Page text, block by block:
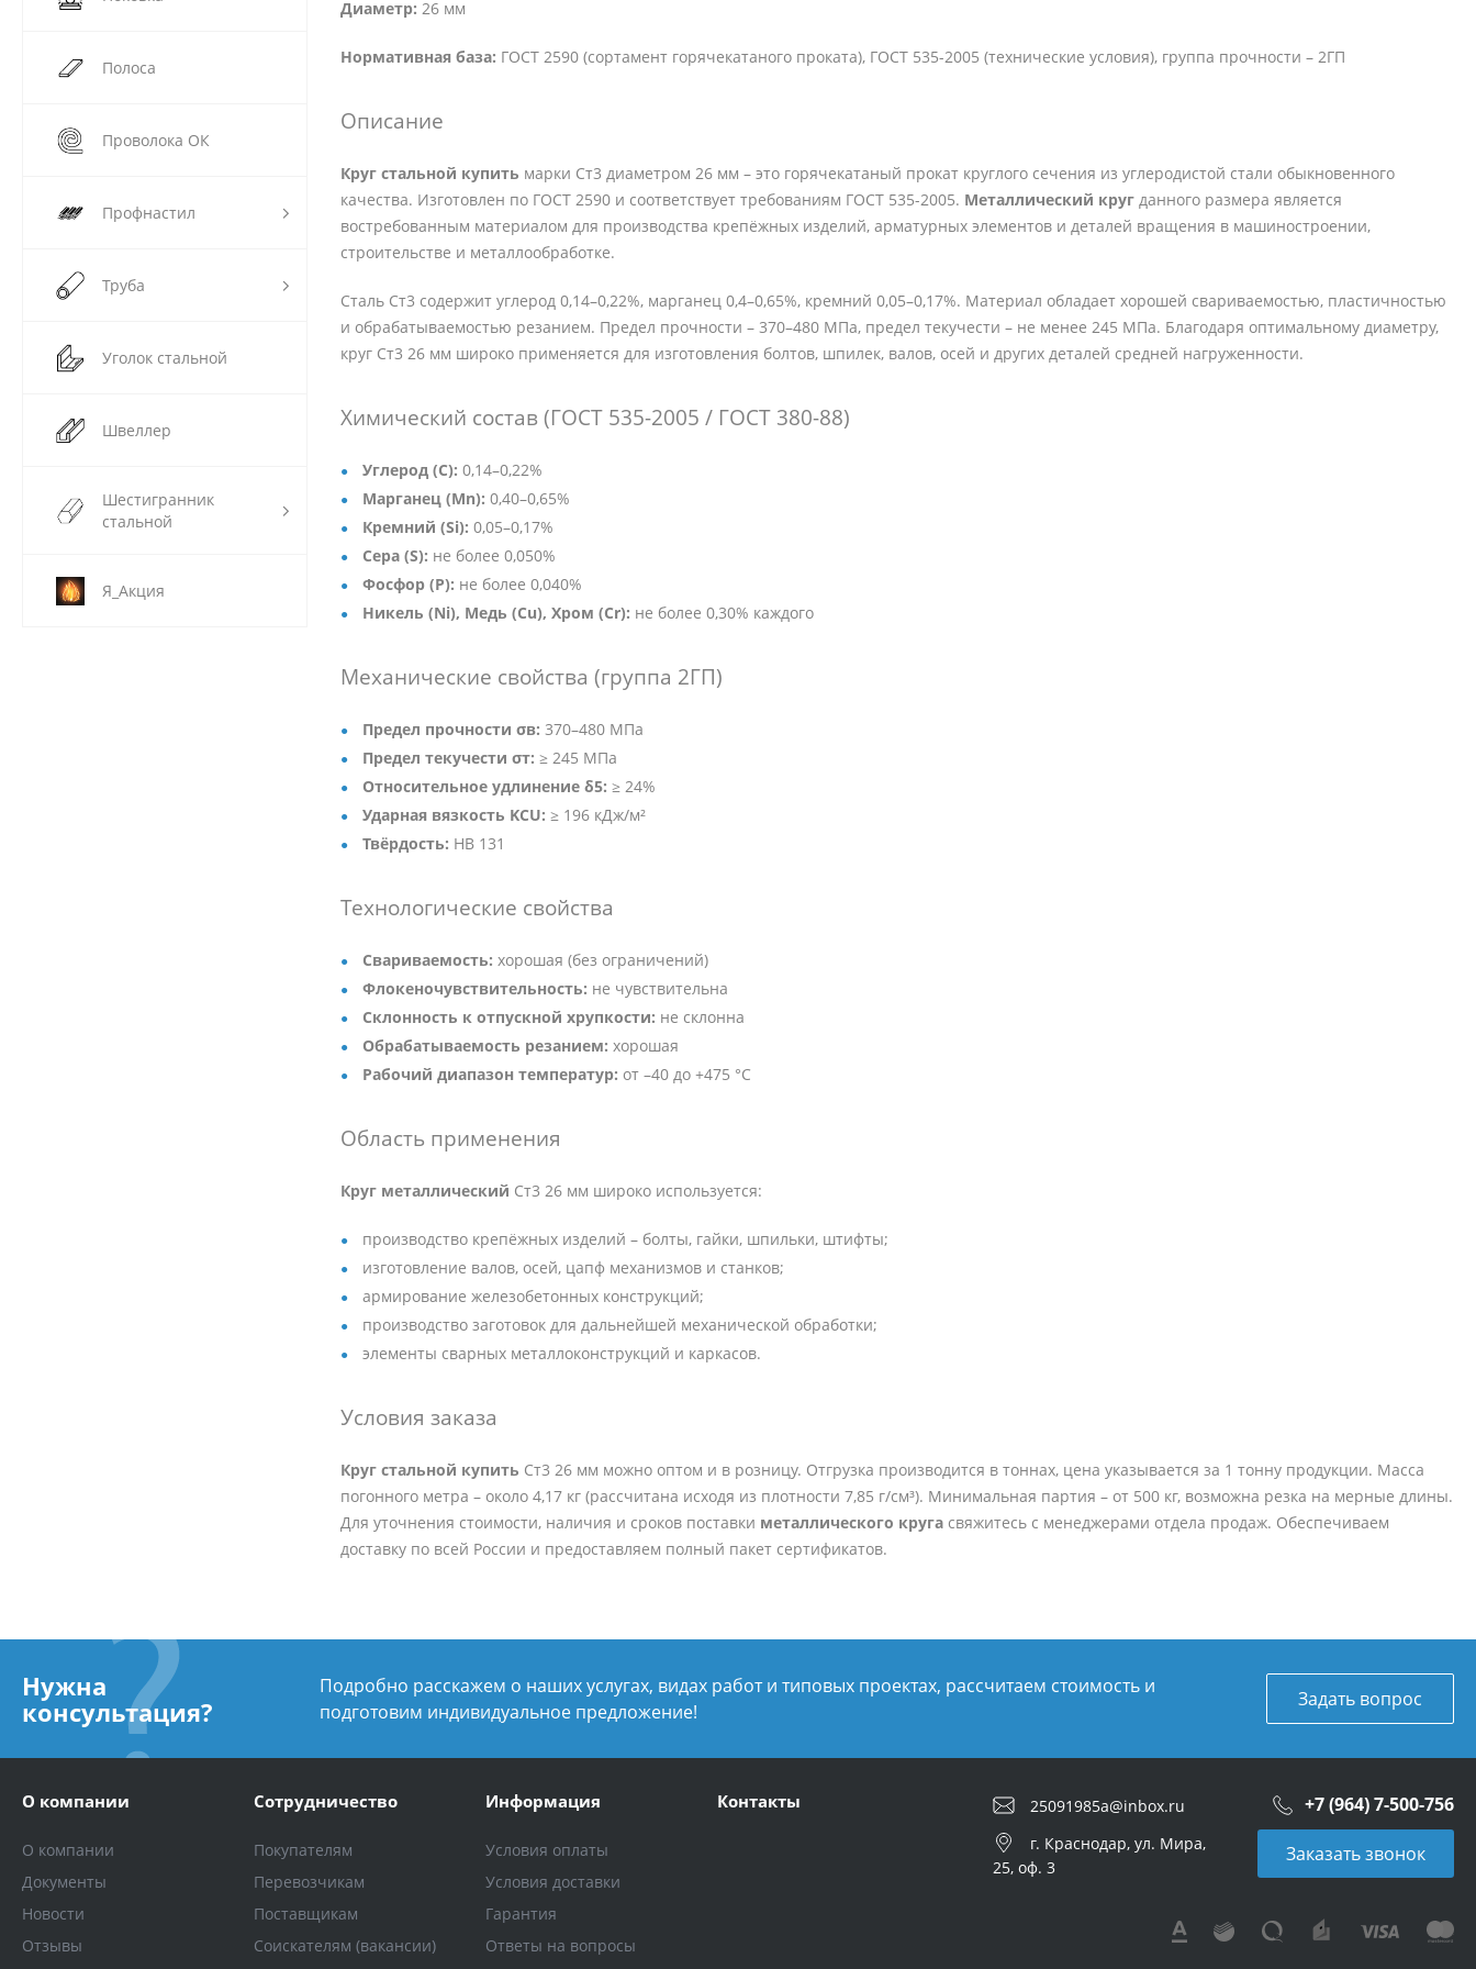
Полоса
Проволока ОК
Профнастил
Труба
Уголок стальной
Швеллер
Шестигранник
стальной
Я_Акция
Диаметр: 26 мм
Нормативная база: ГОСТ 2590 (сортамент горячекатаного проката), ГОСТ 535-2005 (технические условия), группа прочности – 2ГП
Описание
Круг стальной купить марки Ст3 диаметром 26 мм – это горячекатаный прокат круглого сечения из углеродистой стали обыкновенного
качества. Изготовлен по ГОСТ 2590 и соответствует требованиям ГОСТ 535-2005. Металлический круг данного размера является
востребованным материалом для производства крепёжных изделий, арматурных элементов и деталей вращения в машиностроении,
строительстве и металлообработке.
Сталь Ст3 содержит углерод 0,14–0,22%, марганец 0,4–0,65%, кремний 0,05–0,17%. Материал обладает хорошей свариваемостью, пластичностью
и обрабатываемостью резанием. Предел прочности – 370–480 МПа, предел текучести – не менее 245 МПа. Благодаря оптимальному диаметру,
круг Ст3 26 мм широко применяется для изготовления болтов, шпилек, валов, осей и других деталей средней нагруженности.
Химический состав (ГОСТ 535-2005 / ГОСТ 380-88)
Углерод (C): 0,14–0,22%
Марганец (Mn): 0,40–0,65%
Кремний (Si): 0,05–0,17%
Сера (S): не более 0,050%
Фосфор (P): не более 0,040%
Никель (Ni), Медь (Cu), Хром (Cr): не более 0,30% каждого
Механические свойства (группа 2ГП)
Предел прочности σв: 370–480 МПа
Предел текучести σт: ≥ 245 МПа
Относительное удлинение δ5: ≥ 24%
Ударная вязкость KCU: ≥ 196 кДж/м²
Твёрдость: HB 131
Технологические свойства
Свариваемость: хорошая (без ограничений)
Флокеночувствительность: не чувствительна
Склонность к отпускной хрупкости: не склонна
Обрабатываемость резанием: хорошая
Рабочий диапазон температур: от –40 до +475 °C
Область применения
Круг металлический Ст3 26 мм широко используется:
производство крепёжных изделий – болты, гайки, шпильки, штифты;
изготовление валов, осей, цапф механизмов и станков;
армирование железобетонных конструкций;
производство заготовок для дальнейшей механической обработки;
элементы сварных металлоконструкций и каркасов.
Условия заказа
Круг стальной купить Ст3 26 мм можно оптом и в розницу. Отгрузка производится в тоннах, цена указывается за 1 тонну продукции. Масса
погонного метра – около 4,17 кг (рассчитана исходя из плотности 7,85 г/см³). Минимальная партия – от 500 кг, возможна резка на мерные длины.
Для уточнения стоимости, наличия и сроков поставки металлического круга свяжитесь с менеджерами отдела продаж. Обеспечиваем
доставку по всей России и предоставляем полный пакет сертификатов.
Нужна
консультация?
Подробно расскажем о наших услугах, видах работ и типовых проектах, рассчитаем стоимость и
подготовим индивидуальное предложение!
Задать вопрос
О компании
О компании
Документы
Новости
Отзывы
Сотрудничество
Покупателям
Перевозчикам
Поставщикам
Соискателям (вакансии)
Информация
Условия оплаты
Условия доставки
Гарантия
Ответы на вопросы
Контакты 25091985a@inbox.ru +7 (964) 7-500-756
г. Краснодар, ул. Мира,
25, оф. 3
Заказать звонок